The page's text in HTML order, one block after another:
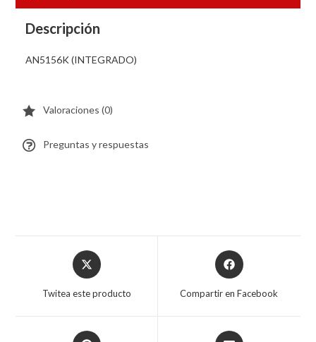
Descripción
AN5156K (INTEGRADO)
Valoraciones (0)
Preguntas y respuestas
Twitea este producto Compartir en Facebook